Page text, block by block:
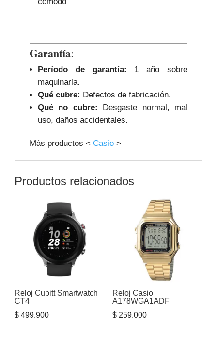
cómodo
Garantía:
Período de garantía: 1 año sobre
maquinaria.
Qué cubre: Defectos de fabricación.
Qué no cubre: Desgaste normal, mal
uso, daños accidentales.
Más productos < Casio >
Productos relacionados
Reloj Cubitt Smartwatch
CT4
$ 499.900
Reloj Casio
A178WGA1ADF
$259.000